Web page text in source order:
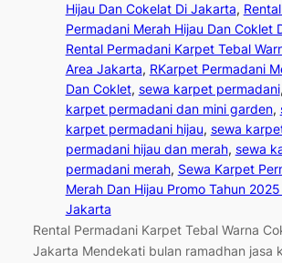
Hijau Dan Cokelat Di Jakarta,
Permadani Merah Hijau Dan Coklet
Rental Permadani Karpet Tebal
Area Jakarta, RKarpet Permadani
Dan Coklet, sewa karpet permadani,
karpet permadani dan mini garden,
karpet permadani hijau, sewa
permadani hijau dan merah, sewa
permadani merah, Sewa Karpet
Merah Dan Hijau Promo Tahun
Jakarta
Rental Permadani Karpet Tebal Warna
Jakarta Mendekati bulan ramadhan jasa